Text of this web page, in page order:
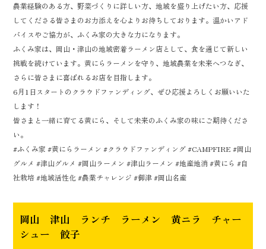
農業経験のある方、野菜づくりに詳しい方、地域を盛り上げたい方、応援
してくださる皆さまのお力添えを心よりお待ちしております。温かいアド
バイスやご協力が、ふくみ家の大きな力になります。
ふくみ家は、岡山・津山の地域密着ラーメン店として、食を通じて新しい
挑戦を続けています。黄にらラーメンを守り、地域農業を未来へつなぎ、
さらに皆さまに喜ばれるお店を目指します。
6月1日スタートのクラウドファンディング、ぜひ応援よろしくお願いいた
します！
皆さまと一緒に育てる黄にら、そして未来のふくみ家の味にご期待くださ
い。
#ふくみ家 #黄にらラーメン #クラウドファンディング #CAMPFIRE #岡山
グルメ #津山グルメ #岡山ラーメン #津山ラーメン #地産地消 #黄にら #自
社栽培 #地域活性化 #農業チャレンジ #御津 #岡山名産
岡山 津山 ランチ ラーメン 黄ニラ チャー
シュー 餃子